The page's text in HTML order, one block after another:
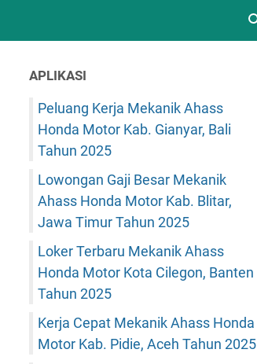
APLIKASI
Peluang Kerja Mekanik Ahass
Honda Motor Kab. Gianyar, Bali
Tahun 2025
Lowongan Gaji Besar Mekanik
Ahass Honda Motor Kab. Blitar,
Jawa Timur Tahun 2025
Loker Terbaru Mekanik Ahass
Honda Motor Kota Cilegon, Banten
Tahun 2025
Kerja Cepat Mekanik Ahass Honda
Motor Kab. Pidie, Aceh Tahun 2025